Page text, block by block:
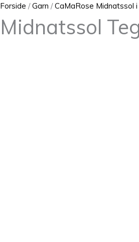
Forside /Garn /CaMaRose Midnatssol
Midnatssol